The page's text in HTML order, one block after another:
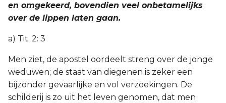
en omgekeerd, bovendien veel onbetamelijks
over de lippen laten gaan.
a) Tit. 2: 3
Men ziet, de apostel oordeelt streng over de jonge
weduwen; de staat van diegenen is zeker een
bijzonder gevaarlijke en vol verzoekingen. De
schilderij is zo uit het leven genomen, dat men